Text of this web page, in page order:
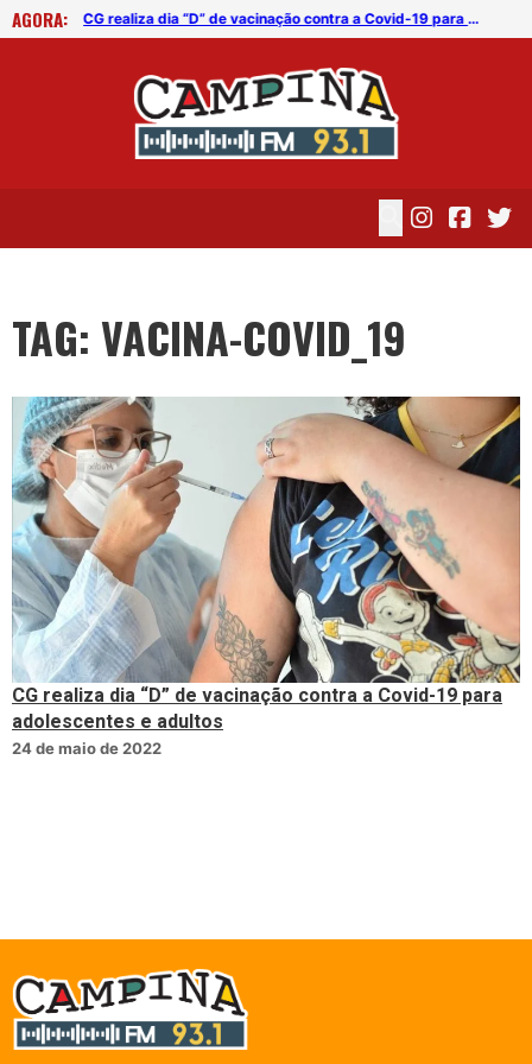
AGORA:
CG realiza dia “D” de vacinação contra a Covid-19 para adolescentes e adultos CG realiza dia “D” de vacinação contra a Covid-19 para adolescentes e adultos
TAG: VACINA-COVID_19
CG realiza dia “D” de vacinação contra a Covid-19 para
adolescentes e adultos
24 de maio de 2022